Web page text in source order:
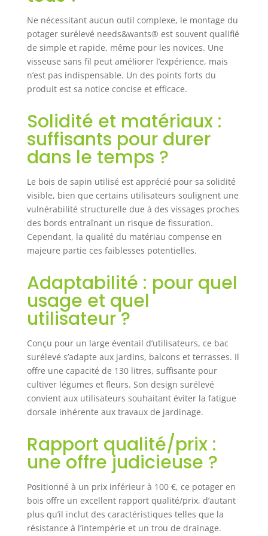
pour potager surélevé avec
dimensions intérieures 115 x 57 x
20 cm (L x P x H) = volume pouvant
atteindre 130 litres pour le
remplissage avec de la terre,
montage simple : 4 parois latérales
couleur bois classique brun foncé,
pieds décoratifs, aspect décoratif à
traverses transversales
RESPONSABILITÉ SOCIALE -
Programme ¥€$4FUTURE : 1 % de
ventes sont reversés à des
organisations caritatives. Merci ! ❤️
Ne nécessitant aucun outil complexe, le montage du
potager surélevé needs&wants® est souvent qualifié
de simple et rapide, même pour les novices. Une
visseuse sans fil peut améliorer l’expérience, mais
n’est pas indispensable. Un des points forts du
produit est sa notice concise et efficace.
Solidité et matériaux :
suffisants pour durer
dans le temps ?
Le bois de sapin utilisé est apprécié pour sa solidité
visible, bien que certains utilisateurs soulignent une
vulnérabilité structurelle due à des vissages proches
des bords entraînant un risque de fissuration.
Cependant, la qualité du matériau compense en
majeure partie ces faiblesses potentielles.
Adaptabilité : pour quel
usage et quel
utilisateur ?
Conçu pour un large éventail d’utilisateurs, ce bac
surélevé s’adapte aux jardins, balcons et terrasses. Il
offre une capacité de 130 litres, suffisante pour
cultiver légumes et fleurs. Son design surélevé
convient aux utilisateurs souhaitant éviter la fatigue
dorsale inhérente aux travaux de jardinage.
Rapport qualité/prix :
une offre judicieuse ?
Positionné à un prix inférieur à 100 €, ce potager en
bois offre un excellent rapport qualité/prix, d’autant
plus qu’il inclut des caractéristiques telles que la
résistance à l’intempérie et un trou de drainage.